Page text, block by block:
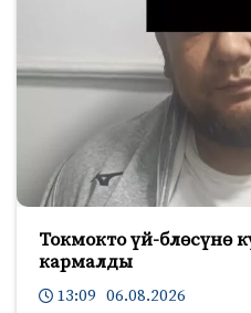
Токмокто үй-блөсүнө
кармалды
13:09 06.08.2026